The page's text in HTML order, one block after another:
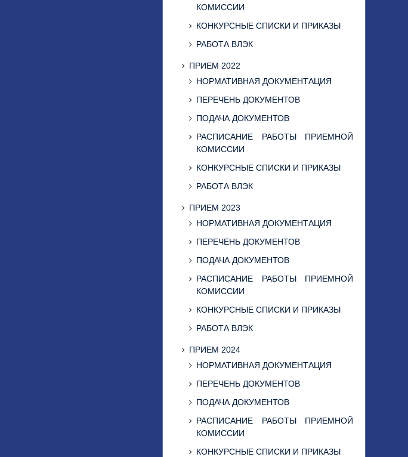
КОМИССИИ
КОНКУРСНЫЕ СПИСКИ И ПРИКАЗЫ
РАБОТА ВЛЭК
ПРИЕМ 2022
НОРМАТИВНАЯ ДОКУМЕНТАЦИЯ
ПЕРЕЧЕНЬ ДОКУМЕНТОВ
ПОДАЧА ДОКУМЕНТОВ
РАСПИСАНИЕ РАБОТЫ ПРИЕМНОЙ
КОМИССИИ
КОНКУРСНЫЕ СПИСКИ И ПРИКАЗЫ
РАБОТА ВЛЭК
ПРИЕМ 2023
НОРМАТИВНАЯ ДОКУМЕНТАЦИЯ
ПЕРЕЧЕНЬ ДОКУМЕНТОВ
ПОДАЧА ДОКУМЕНТОВ
РАСПИСАНИЕ РАБОТЫ ПРИЕМНОЙ
КОМИССИИ
КОНКУРСНЫЕ СПИСКИ И ПРИКАЗЫ
РАБОТА ВЛЭК
ПРИЕМ 2024
НОРМАТИВНАЯ ДОКУМЕНТАЦИЯ
ПЕРЕЧЕНЬ ДОКУМЕНТОВ
ПОДАЧА ДОКУМЕНТОВ
РАСПИСАНИЕ РАБОТЫ ПРИЕМНОЙ
КОМИССИИ
КОНКУРСНЫЕ СПИСКИ И ПРИКАЗЫ